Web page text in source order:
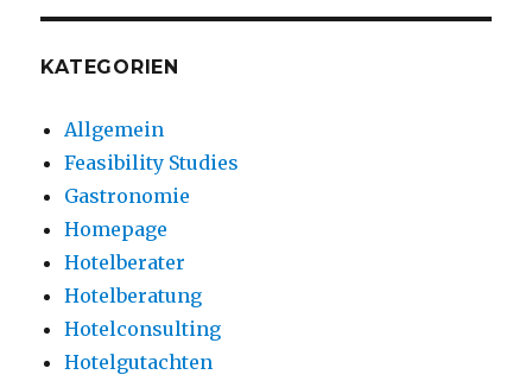
KATEGORIEN
Allgemein
Feasibility Studies
Gastronomie
Homepage
Hotelberater
Hotelberatung
Hotelconsulting
Hotelgutachten